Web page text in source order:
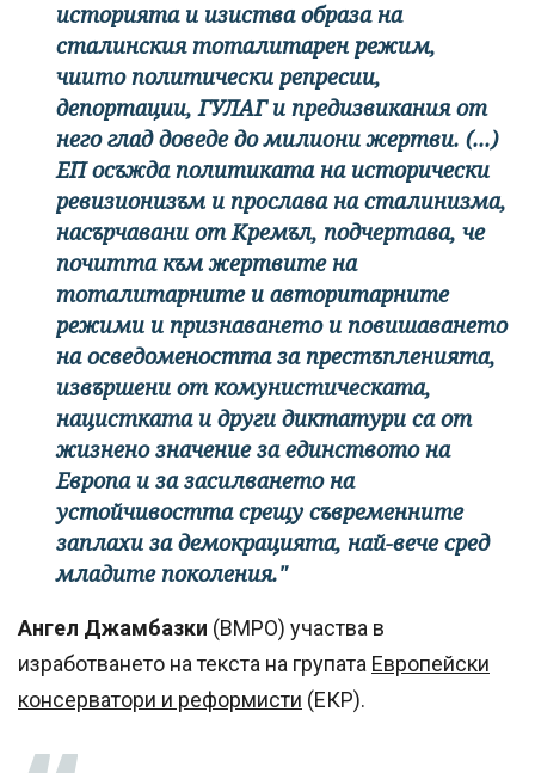
историята и изиства образа на
сталинския тоталитарен режим,
чиито политически репресии,
депортации, ГУЛАГ и предизвикания от
него глад доведе до милиони жертви. (...)
ЕП осъжда политиката на исторически
ревизионизъм и прослава на сталинизма,
насърчавани от Кремъл, подчертава, че
почитта към жертвите на
тоталитарните и авторитарните
режими и признаването и повишаването
на осведомеността за престъпленията,
извършени от комунистическата,
нацистката и други диктатури са от
жизнено значение за единството на
Европа и за засилването на
устойчивостта срещу съвременните
заплахи за демокрацията, най-вече сред
младите поколения."
Ангел Джамбазки (ВМРО) участва в
изработването на текста на групата Европейски
консерватори и реформисти (ЕКР).